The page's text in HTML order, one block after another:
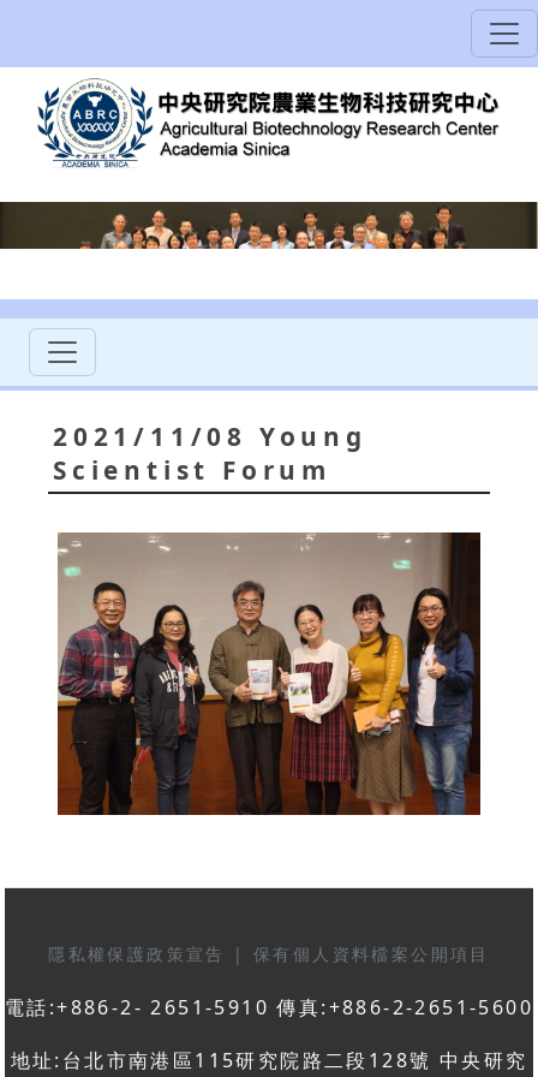
2021/11/08 Young
Scientist Forum
隱私權保護政策宣告 | 保有個人資料檔案公開項目
電話:+886-2- 2651-5910 傳真:+886-2-2651-5600
地址:台北市南港區115研究院路二段128號 中央研究